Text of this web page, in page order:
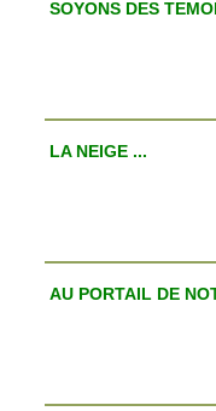
SOYONS DES
LA NEIGE ...
AU PORTAIL DE